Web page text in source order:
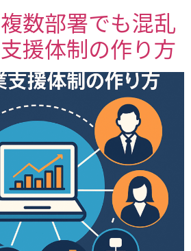
数部署でも混乱
援体制の作り方